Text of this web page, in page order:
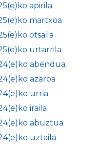
apirila
martxoa
otsaila
urtarrila
abendua
azaroa
urria
iraila
abuztua
uztaila